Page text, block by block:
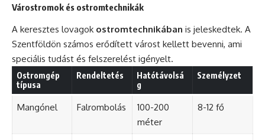
Várostromok és ostromtechnikák
A keresztes lovagok ostromtechnikában is jeleskedtek. A
Szentföldön számos erődített várost kellett bevenni, ami
speciális tudást és felszerelést igényelt.
Ostromgép
típusa
Rendeltetés
Hatótávolsá
g
Személyzet
Mangónel Falrombolás
100-200
méter
8-12 fő